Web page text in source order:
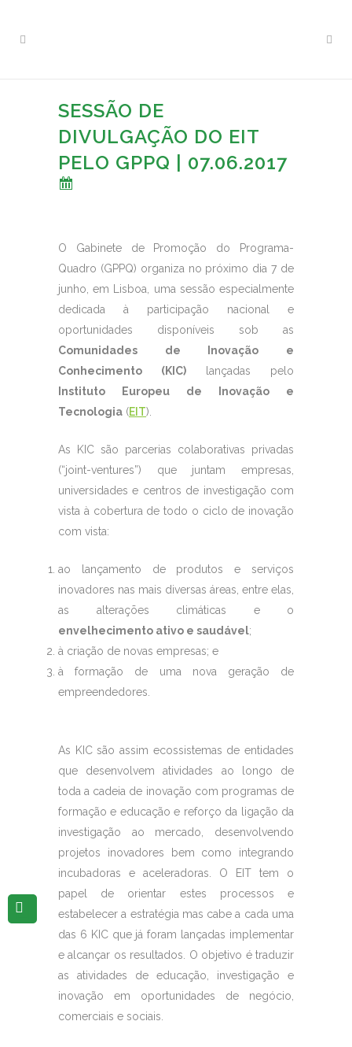
SESSÃO DE
DIVULGAÇÃO DO EIT
PELO GPPQ | 07.06.2017
O Gabinete de Promoção do Programa-
Quadro (GPPQ) organiza no próximo dia 7 de
junho, em Lisboa, uma sessão especialmente
dedicada à participação nacional e
oportunidades disponíveis sob as
Comunidades de Inovação e
Conhecimento (KIC) lançadas pelo
Instituto Europeu de Inovação e
Tecnologia (EIT).
As KIC são parcerias colaborativas privadas
(“joint-ventures”) que juntam empresas,
universidades e centros de investigação com
vista à cobertura de todo o ciclo de inovação
com vista:
ao lançamento de produtos e serviços
inovadores nas mais diversas áreas, entre elas,
as alterações climáticas e o
envelhecimento ativo e saudável;
à criação de novas empresas; e
à formação de uma nova geração de
empreendedores.
As KIC são assim ecossistemas de entidades
que desenvolvem atividades ao longo de
toda a cadeia de inovação com programas de
formação e educação e reforço da ligação da
investigação ao mercado, desenvolvendo
projetos inovadores bem como integrando
incubadoras e aceleradoras. O EIT tem o
papel de orientar estes processos e
estabelecer a estratégia mas cabe a cada uma
das 6 KIC que já foram lançadas implementar
e alcançar os resultados. O objetivo é traduzir
as atividades de educação, investigação e
inovação em oportunidades de negócio,
comerciais e sociais.